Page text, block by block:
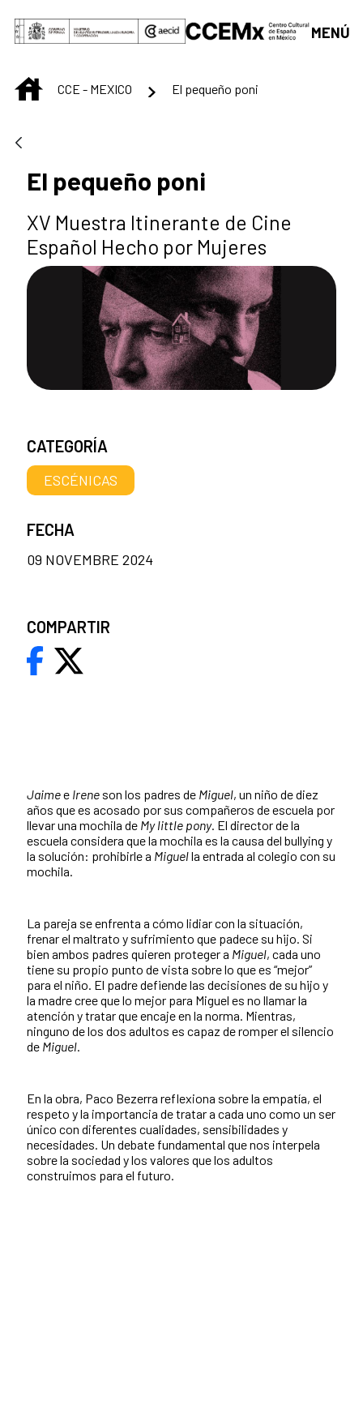
Saut au contenu principal
MENÚ
INICIOCCE - MEXICO El pequeño poni
El pequeño poni
XV Muestra Itinerante de Cine
Español Hecho por Mujeres
Jaimee Irene son los padres de Miguel, un niño de diez
años que es acosado por sus compañeros de escuela por
llevar una mochila de My little pony. El director de la
escuela considera que la mochila es la causa del bullying y
la solución: prohibirle a Miguella entrada al colegio con su
mochila.
La pareja se enfrenta a cómo lidiar con la situación,
frenar el maltrato y sufrimiento que padece su hijo. Si
bien ambos padres quieren proteger a Miguel, cada uno
tiene su propio punto de vista sobre lo que es “mejor”
para el niño. El padre defiende las decisiones de su hijo y
la madre cree que lo mejor para Miguel es no llamar la
atención y tratar que encaje en la norma. Mientras,
ninguno de los dos adultos es capaz de romper el silencio
de Miguel.
En la obra, Paco Bezerra reflexiona sobre la empatía, el
respeto y la importancia de tratar a cada uno como un ser
único con diferentes cualidades, sensibilidades y
necesidades. Un debate fundamental que nos interpela
sobre la sociedad y los valores que los adultos
construimos para el futuro.
CATEGORÍA
ESCÉNICAS
FECHA
09 NOVEMBRE 2024
COMPARTIR